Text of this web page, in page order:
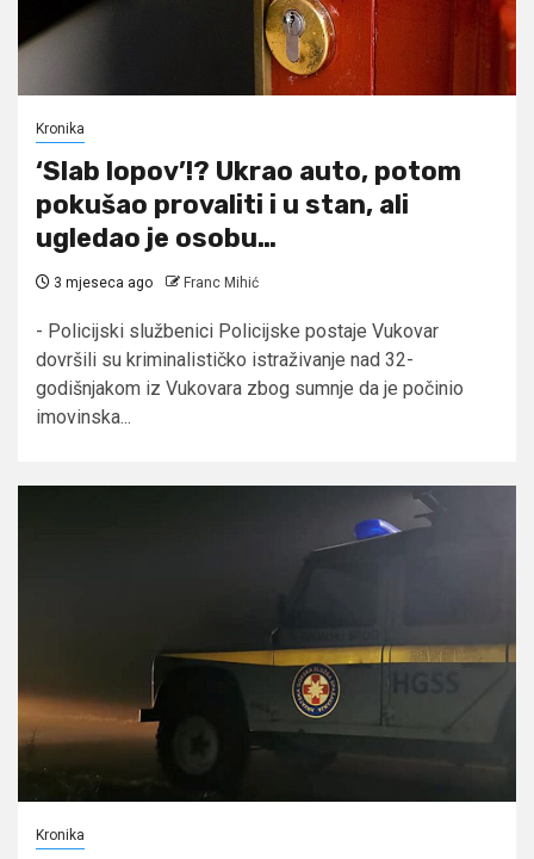
Kronika
‘Slab lopov’!? Ukrao auto, potom
pokušao provaliti i u stan, ali
ugledao je osobu…
3 mjeseca ago Franc Mihić
- Policijski službenici Policijske postaje Vukovar
dovršili su kriminalističko istraživanje nad 32-
godišnjakom iz Vukovara zbog sumnje da je počinio
imovinska...
Kronika